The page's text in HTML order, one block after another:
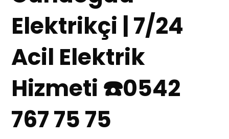
Elektrikçi | 7/24
Acil Elektrik
Hizmeti ☎️0542
767 75 75